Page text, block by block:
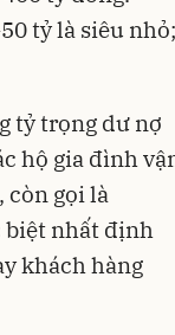
tỷ là siêu nhỏ;
tỷ trọng dư nợ
hộ gia đình
còn gọi là
biệt nhất định
khách hàng